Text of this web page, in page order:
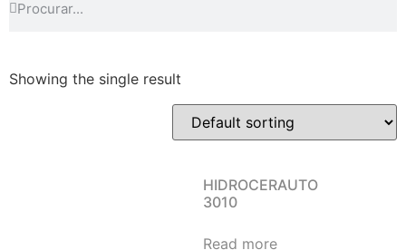
Showing the single result
HIDROCERAUTO
3010
Read more